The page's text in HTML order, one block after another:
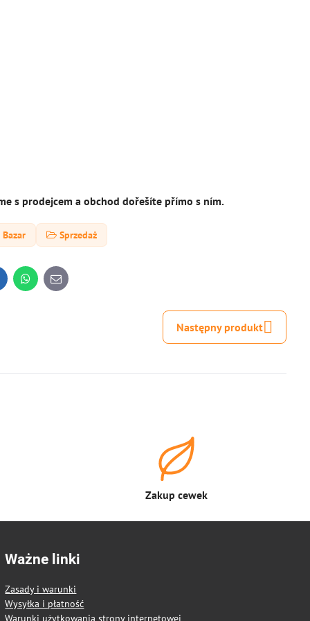
s prodejcem a obchod dořešíte přímo s ním.
Bazar Sprzedaż
WhatsApp
E-
mail
Następny produkt
Zakup cewek
Ważne linki
Zasady i warunki
Wysyłka i płatność
Warunki użytkowania strony internetowej